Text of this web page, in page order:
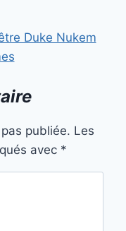
Duke Nukem
publiée. Les
avec *